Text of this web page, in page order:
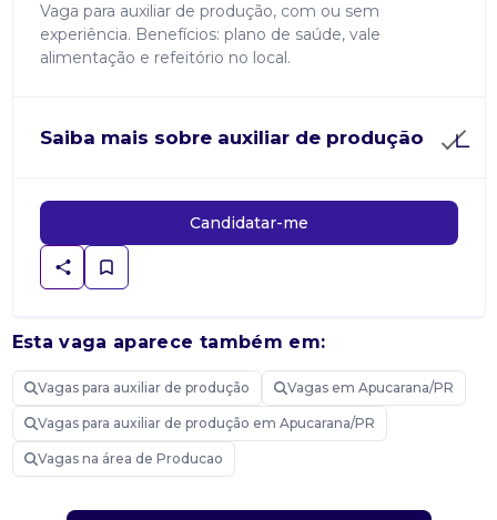
Vaga para auxiliar de produção, com ou sem
experiência. Benefícios: plano de saúde, vale
alimentação e refeitório no local.
Saiba mais sobre auxiliar de produção
Candidatar-me
Esta vaga aparece também em:
Vagas para auxiliar de produção Vagas em Apucarana/PR
Vagas para auxiliar de produção em Apucarana/PR
Vagas na área de Producao